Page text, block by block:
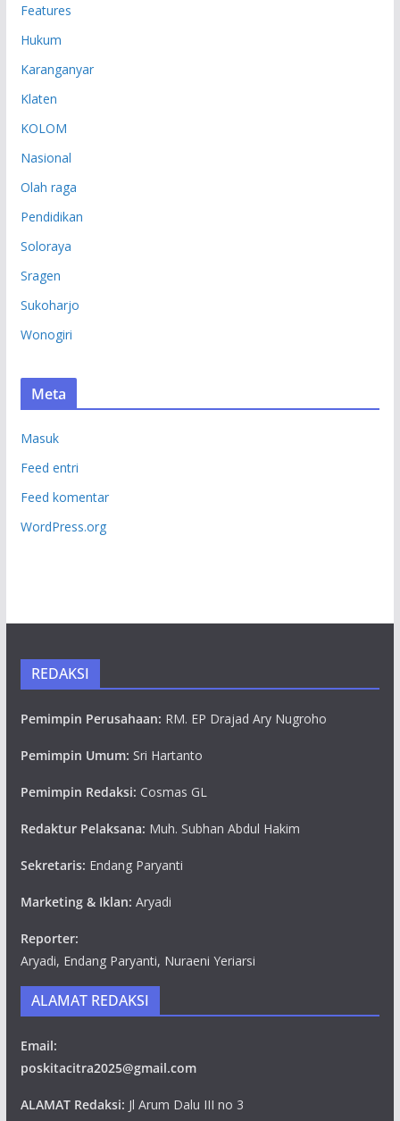
Features
Hukum
Karanganyar
Klaten
KOLOM
Nasional
Olah raga
Pendidikan
Soloraya
Sragen
Sukoharjo
Wonogiri
Meta
Masuk
Feed entri
Feed komentar
WordPress.org
REDAKSI
Pemimpin Perusahaan: RM. EP Drajad Ary Nugroho
Pemimpin Umum: Sri Hartanto
Pemimpin Redaksi: Cosmas GL
Redaktur Pelaksana: Muh. Subhan Abdul Hakim
Sekretaris: Endang Paryanti
Marketing & Iklan: Aryadi
Reporter:
Aryadi, Endang Paryanti, Nuraeni Yeriarsi
ALAMAT REDAKSI
Email:
poskitacitra2025@gmail.com
ALAMAT Redaksi: Jl Arum Dalu III no 3